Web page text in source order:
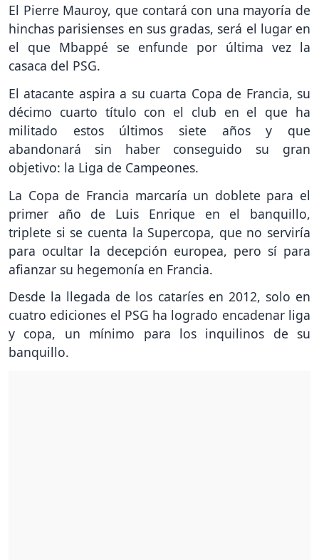
El Pierre Mauroy, que contará con una mayoría de
hinchas parisienses en sus gradas, será el lugar en
el que Mbappé se enfunde por última vez la
casaca del PSG.
El atacante aspira a su cuarta Copa de Francia, su
décimo cuarto título con el club en el que ha
militado estos últimos siete años y que
abandonará sin haber conseguido su gran
objetivo: la Liga de Campeones.
La Copa de Francia marcaría un doblete para el
primer año de Luis Enrique en el banquillo,
triplete si se cuenta la Supercopa, que no serviría
para ocultar la decepción europea, pero sí para
afianzar su hegemonía en Francia.
Desde la llegada de los cataríes en 2012, solo en
cuatro ediciones el PSG ha logrado encadenar liga
y copa, un mínimo para los inquilinos de su
banquillo.